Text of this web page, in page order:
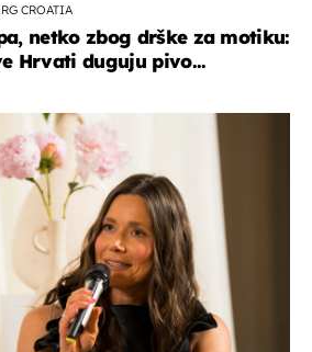
CROATIA
netko zbog drške za motiku:
Hrvati duguju pivo...